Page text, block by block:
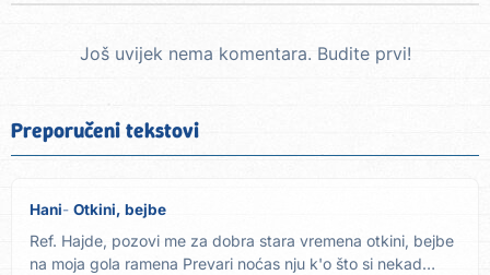
Još uvijek nema komentara. Budite prvi!
Preporučeni tekstovi
Hani Otkini, bejbe
Ref. Hajde, pozovi me za dobra stara vremena otkini, bejbe
na moja gola ramena Prevari noćas nju k'o što si nekad